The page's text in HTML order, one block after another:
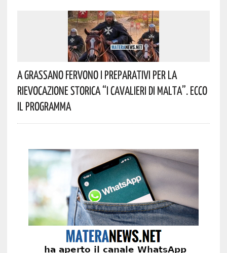
A Grassano Fervono I Preparativi Per La
Rievocazione Storica “I CAVALIERI DI MALTA”. Ecco
Il Programma